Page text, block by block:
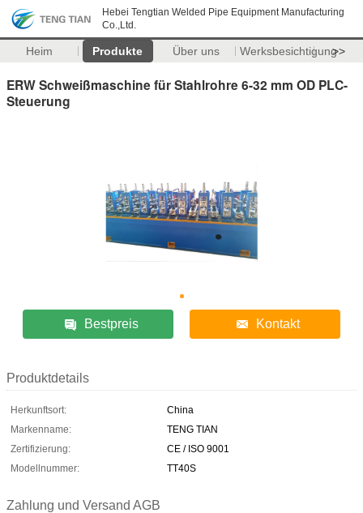
Hebei Tengtian Welded Pipe Equipment Manufacturing
Co.,Ltd.
Heim Produkte Über uns Werksbesichtigung>>
ERW Schweißmaschine für Stahlrohre 6-32 mm OD PLC-
Steuerung
Bestpreis Kontakt
Produktdetails
Herkunftsort:
China
Markenname:
TENG TIAN
Zertifizierung:
CE / ISO 9001
Modellnummer:
TT40S
Zahlung und Versand AGB